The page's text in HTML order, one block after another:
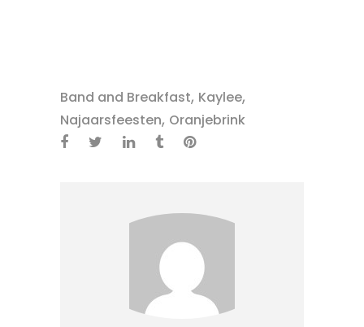
Band and Breakfast, Kaylee,
Najaarsfeesten, Oranjebrink